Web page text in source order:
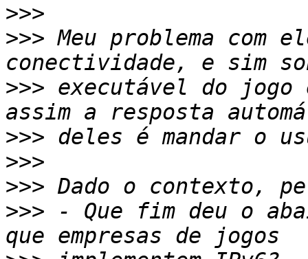
>>>
>>> Meu problema com
>>> executável do jogo
>>>
>>>
>>>
>>> - Que fim deu o